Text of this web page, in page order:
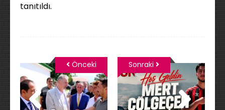
tanıtıldı.
Önceki Sonraki